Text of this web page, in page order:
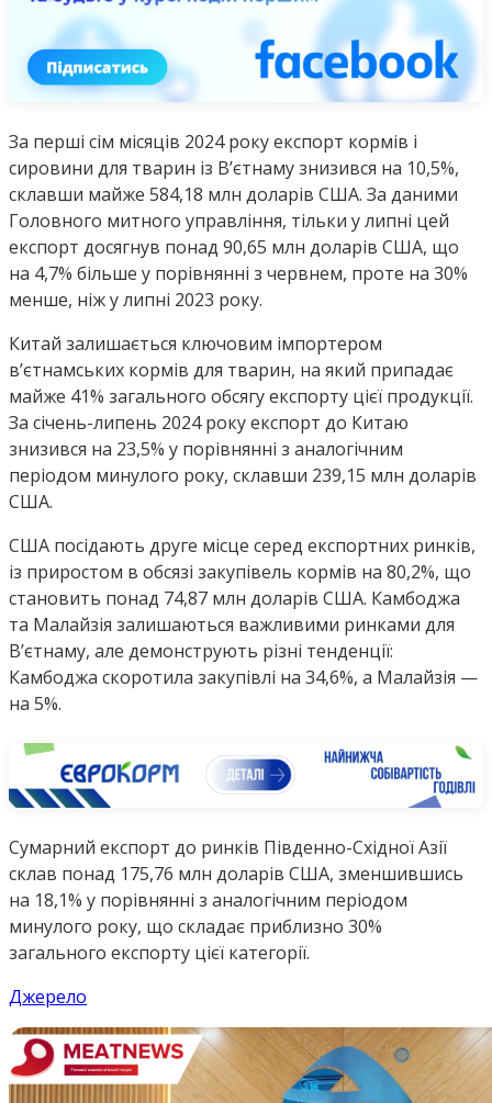
За перші сім місяців 2024 року експорт кормів і
сировини для тварин із В’єтнаму знизився на 10,5%,
склавши майже 584,18 млн доларів США. За даними
Головного митного управління, тільки у липні цей
експорт досягнув понад 90,65 млн доларів США, що
на 4,7% більше у порівнянні з червнем, проте на 30%
менше, ніж у липні 2023 року.
Китай залишається ключовим імпортером
в’єтнамських кормів для тварин, на який припадає
майже 41% загального обсягу експорту цієї продукції.
За січень-липень 2024 року експорт до Китаю
знизився на 23,5% у порівнянні з аналогічним
періодом минулого року, склавши 239,15 млн доларів
США.
США посідають друге місце серед експортних ринків,
із приростом в обсязі закупівель кормів на 80,2%, що
становить понад 74,87 млн ​​доларів США. Камбоджа
та Малайзія залишаються важливими ринками для
В’єтнаму, але демонструють різні тенденції:
Камбоджа скоротила закупівлі на 34,6%, а Малайзія —
на 5%.
Сумарний експорт до ринків Південно-Східної Азії
склав понад 175,76 млн доларів США, зменшившись
на 18,1% у порівнянні з аналогічним періодом
минулого року, що складає приблизно 30%
загального експорту цієї категорії.
Джерело